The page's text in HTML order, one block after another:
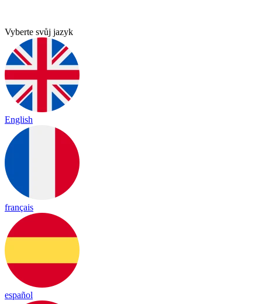
Vyberte svůj jazyk
English
français
español